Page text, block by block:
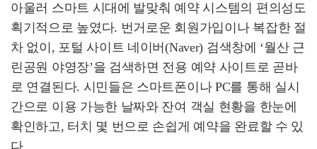
아울러 스마트 시대에 발맞춰 예약 시스템의 편의성도
획기적으로 높였다. 번거로운 회원가입이나 복잡한 절
차 없이, 포털 사이트 네이버(Naver) 검색창에 ‘월산 근
린공원 야영장’을 검색하면 전용 예약 사이트로 곧바
로 연결된다. 시민들은 스마트폰이나 PC를 통해 실시
간으로 이용 가능한 날짜와 잔여 객실 현황을 한눈에
확인하고, 터치 몇 번으로 손쉽게 예약을 완료할 수 있